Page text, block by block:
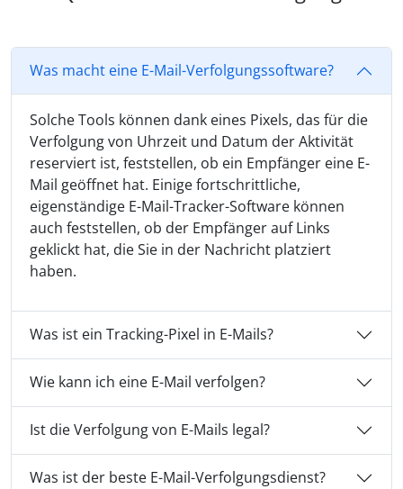
Was macht eine E-Mail-Verfolgungssoftware?
Solche Tools können dank eines Pixels, das für die
Verfolgung von Uhrzeit und Datum der Aktivität
reserviert ist, feststellen, ob ein Empfänger eine E-
Mail geöffnet hat. Einige fortschrittliche,
eigenständige E-Mail-Tracker-Software können
auch feststellen, ob der Empfänger auf Links
geklickt hat, die Sie in der Nachricht platziert
haben.
Was ist ein Tracking-Pixel in E-Mails?
Wie kann ich eine E-Mail verfolgen?
Ist die Verfolgung von E-Mails legal?
Was ist der beste E-Mail-Verfolgungsdienst?